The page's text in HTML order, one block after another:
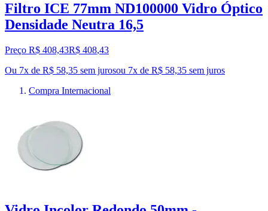
Filtro ICE 77mm ND100000 Vidro Óptico
Densidade Neutra 16,5
Preço R$ 408,43R$ 408,43
Ou 7x de R$ 58,35 sem jurosou 7x de R$ 58,35 sem juros
Compra Internacional